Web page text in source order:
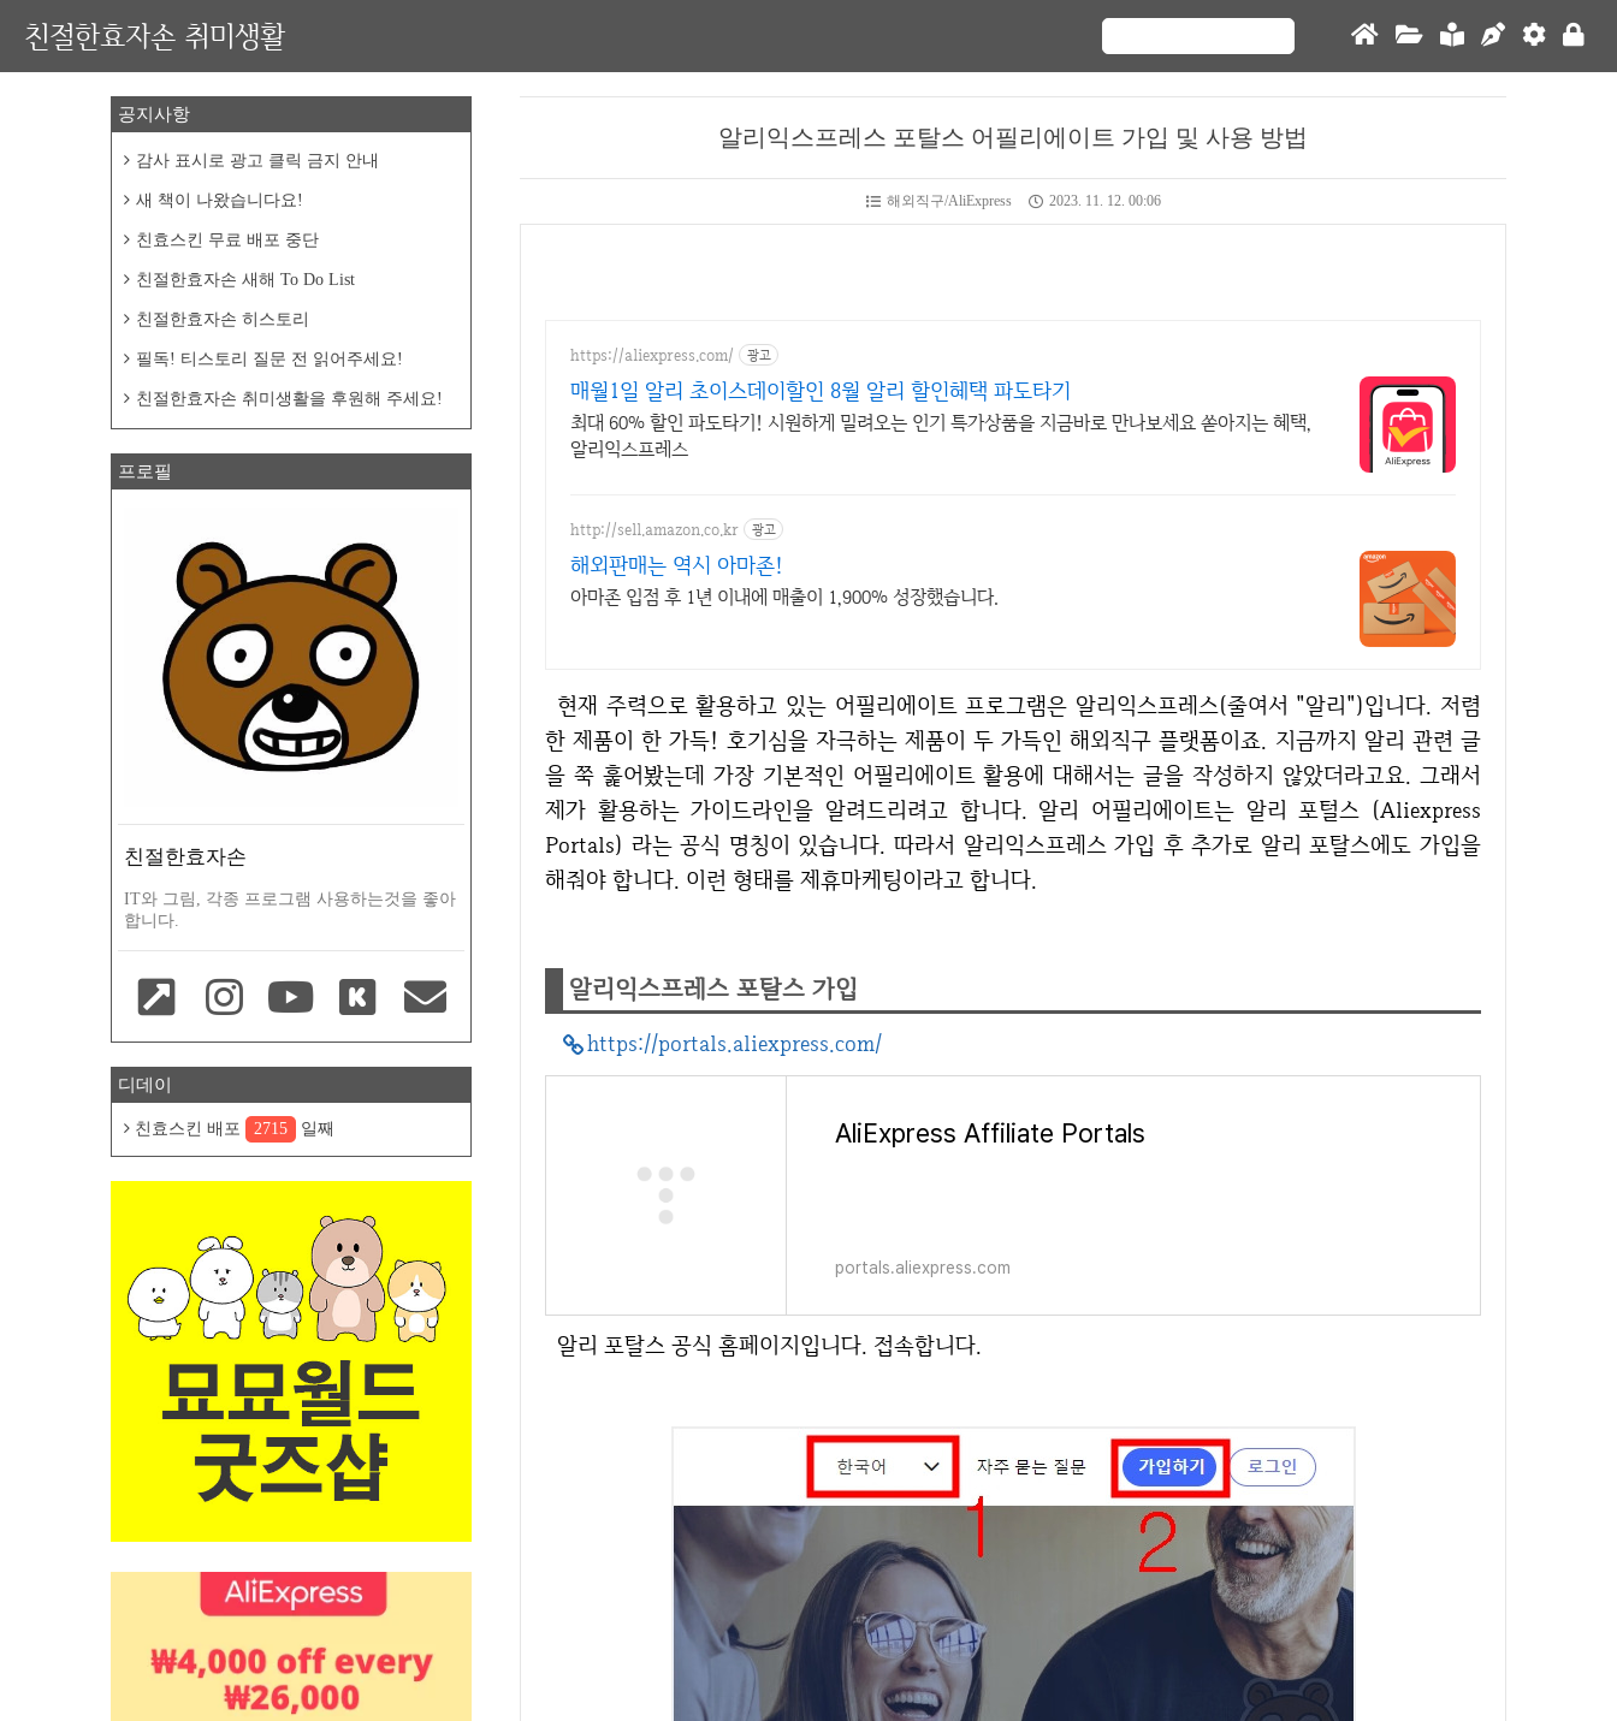
친절한효자손 취미생활
알리익스프레스 포탈스 어필리에이트 가입 및 사용 방법
해외직구/AliExpress 2023. 11. 12. 00:06
https://aliexpress.com/ 광고
매월1일 알리 초이스데이할인 8월 알리 할인혜택 파도타기
최대 60% 할인 파도타기! 시원하게 밀려오는 인기 특가상품을 지금바로 만나보세요 쏟아지는 혜택,
알리익스프레스
http://sell.amazon.co.kr 광고
해외판매는 역시 아마존!
아마존 입점 후 1년 이내에 매출이 1,900% 성장했습니다.
현재 주력으로 활용하고 있는 어필리에이트 프로그램은 알리익스프레스(줄여서 "알리")입니다. 저렴
한 제품이 한 가득! 호기심을 자극하는 제품이 두 가득인 해외직구 플랫폼이죠. 지금까지 알리 관련 글
을 쭉 훑어봤는데 가장 기본적인 어필리에이트 활용에 대해서는 글을 작성하지 않았더라고요. 그래서
제가 활용하는 가이드라인을 알려드리려고 합니다. 알리 어필리에이트는 알리 포털스 (Aliexpress
Portals) 라는 공식 명칭이 있습니다. 따라서 알리익스프레스 가입 후 추가로 알리 포탈스에도 가입을
해줘야 합니다. 이런 형태를 제휴마케팅이라고 합니다.
알리익스프레스 포탈스 가입
https://portals.aliexpress.com/
AliExpress Affiliate Portals
portals.aliexpress.com
알리 포탈스 공식 홈페이지입니다. 접속합니다.
공지사항
감사 표시로 광고 클릭 금지 안내
새 책이 나왔습니다요!
친효스킨 무료 배포 중단
친절한효자손 새해 To Do List
친절한효자손 히스토리
필독! 티스토리 질문 전 읽어주세요!
친절한효자손 취미생활을 후원해 주세요!
프로필
친절한효자손
IT와 그림, 각종 프로그램 사용하는것을 좋아
합니다.
디데이
친효스킨 배포 2715 일째